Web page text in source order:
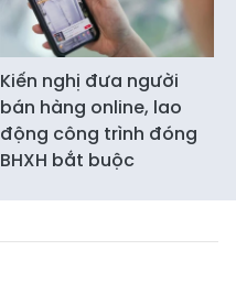
Kiến nghị đưa người
bán hàng online, lao
động công trình đóng
BHXH bắt buộc